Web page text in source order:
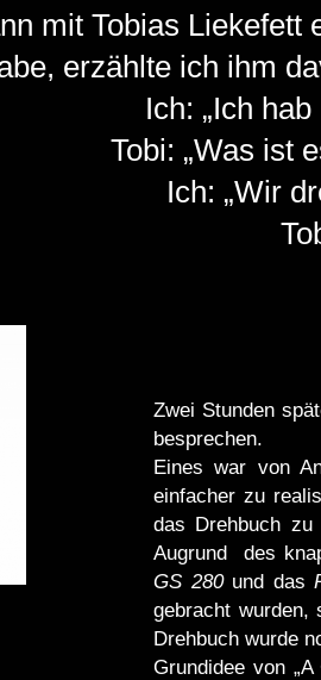
mit Tobias Liekefett
erzählte ich ihm
Ich: „Ich
Tobi: „Was ist
Ich: „Wir
Zwei Stunden
besprechen.
Eines war von
einfacher zu
das Drehbuch
Augrund des
GS 280und das
gebracht
Drehbuch wurde
Grundidee von